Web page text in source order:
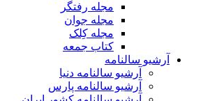
مجله رفتگر
مجله جوان
مجله کِلک
کتاب جمعه
آرشیو سالنامه
آرشیو سالنامه دنیا
آرشیو سالنامه پارس